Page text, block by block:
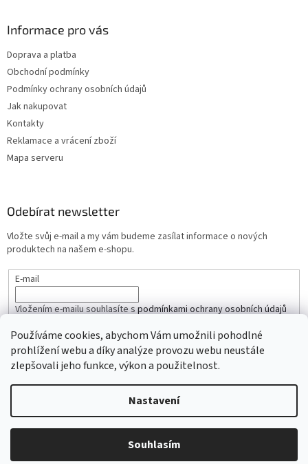
Používáme cookies, abychom Vám umožnili pohodlné
prohlížení webu a díky analýze provozu webu neustále
zlepšovali jeho funkce, výkon a použitelnost.
Nastavení
Souhlasím
Informace pro vás
Doprava a platba
Obchodní podmínky
Podmínky ochrany osobních údajů
Jak nakupovat
Kontakty
Reklamace a vrácení zboží
Mapa serveru
Odebírat newsletter
Vložte svůj e-mail a my vám budeme zasílat informace o nových
produktech na našem e-shopu.
E-mail
Vložením e-mailu souhlasíte spodmínkami ochrany osobních údajů
PŘIHLÁSIT SE
Vytvořil Shoptet
iŘemínky.cz. Všechna práva vyhrazena.